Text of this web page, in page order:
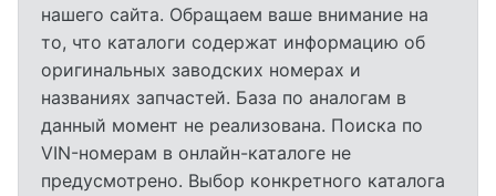
нашего сайта. Обращаем ваше внимание на
то, что каталоги содержат информацию об
оригинальных заводских номерах и
названиях запчастей. База по аналогам в
данный момент не реализована. Поиска по
VIN-номерам в онлайн-каталоге не
предусмотрено. Выбор конкретного каталога